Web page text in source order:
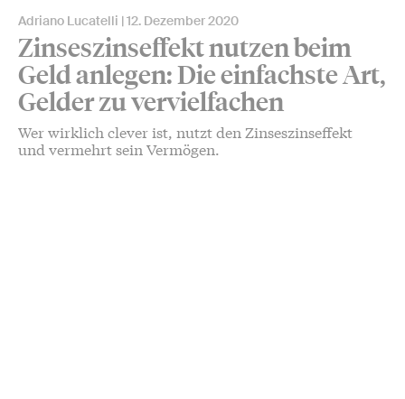
Adriano Lucatelli 12. Dezember 2020
Zinseszinseffekt nutzen beim
Geld anlegen: Die einfachste Art,
Gelder zu vervielfachen
Wer wirklich clever ist, nutzt den Zinseszinseffekt
und vermehrt sein Vermögen.